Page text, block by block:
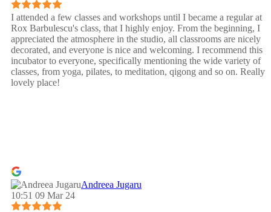
I attended a few classes and workshops until I became a regular at
Rox Barbulescu's class, that I highly enjoy. From the beginning, I
appreciated the atmosphere in the studio, all classrooms are nicely
decorated, and everyone is nice and welcoming. I recommend this
incubator to everyone, specifically mentioning the wide variety of
classes, from yoga, pilates, to meditation, qigong and so on. Really
lovely place!
Andreea Jugaru
10:51 09 Mar 24